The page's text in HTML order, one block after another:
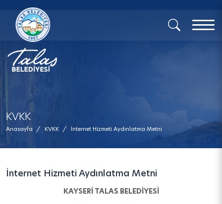
x
KVKK
Anasayfa / KVKK / İnternet Hizmeti Aydınlatma Metni
İnternet Hizmeti Aydınlatma Metni
KAYSERİ TALAS BELEDİYESİ